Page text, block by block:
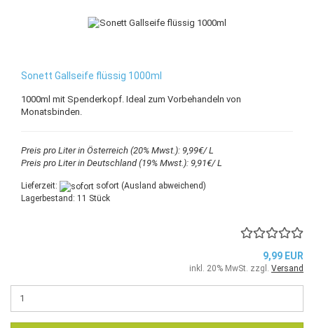
Sonett Gallseife flüssig 1000ml
1000ml mit Spenderkopf. Ideal zum Vorbehandeln von
Monatsbinden.
Preis pro Liter in Österreich (20% Mwst.): 9,99€/ L
Preis pro Liter in Deutschland (19% Mwst.): 9,91€/ L
Lieferzeit: sofort (Ausland abweichend)
Lagerbestand: 11 Stück
9,99 EUR
inkl. 20% MwSt. zzgl. Versand